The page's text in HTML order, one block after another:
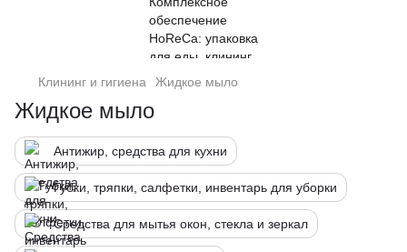
Клининг и гигиена Жидкое мыло
Жидкое мыло
Антижир, средства для кухни
Губки, тряпки, салфетки, инвентарь для уборки
Средства для мытья окон, стекла и зеркал